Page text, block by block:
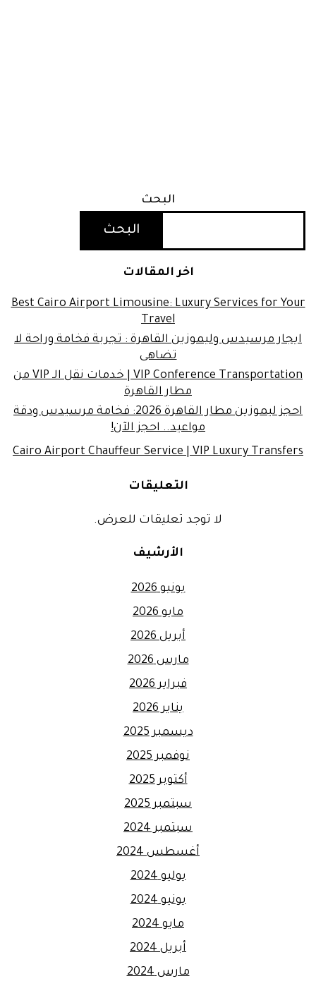
البحث
البحث
اخر المقالات
Best Cairo Airport Limousine: Luxury Services for Your
Travel
ايجار مرسيدس وليموزين القاهرة : تجربة فخامة وراحة لا
تضاهى
VIP Conference Transportation | خدمات نقل الـ VIP من
مطار القاهرة
احجز ليموزين مطار القاهرة 2026: فخامة مرسيدس ودقة
مواعيد.. احجز الآن!
Cairo Airport Chauffeur Service | VIP Luxury Transfers
التعليقات
لا توجد تعليقات للعرض.
الأرشيف
يونيو 2026
مايو 2026
أبريل 2026
مارس 2026
فبراير 2026
يناير 2026
ديسمبر 2025
نوفمبر 2025
أكتوبر 2025
سبتمبر 2025
سبتمبر 2024
أغسطس 2024
يوليو 2024
يونيو 2024
مايو 2024
أبريل 2024
مارس 2024